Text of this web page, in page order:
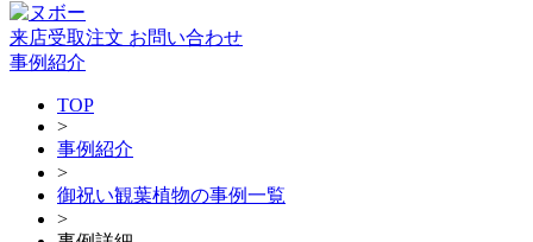
来店受取注文 お問い合わせ
事例紹介
TOP
>
事例紹介
>
御祝い観葉植物の事例一覧
>